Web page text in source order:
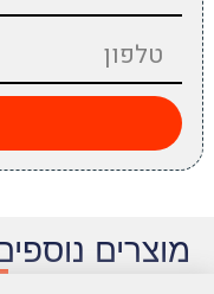
מוצרים